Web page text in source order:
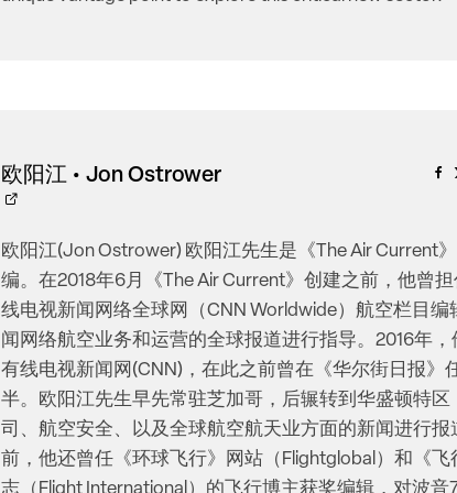
欧阳江 • Jon Ostrower
欧阳江(Jon Ostrower) 欧阳江先生是《The Air Current
编。在2018年6月《The Air Current》创建之前，他曾
线电视新闻网络全球网（CNN Worldwide）航空栏目编
闻网络航空业务和运营的全球报道进行指导。2016年
有线电视新闻网(CNN)，在此之前曾在《华尔街日报》
半。欧阳江先生早先常驻芝加哥，后辗转到华盛顿特区
司、航空安全、以及全球航空航天业方面的新闻进行报
前，他还曾任《环球飞行》网站（Flightglobal）和《飞
志（Flight International）的飞行博主获奖编辑，对波音